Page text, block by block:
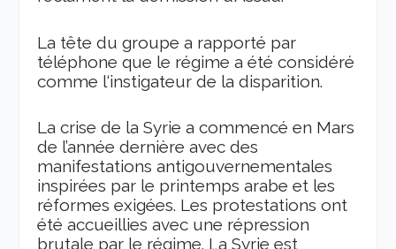
La tête du groupe a rapporté par
téléphone que le régime a été considéré
comme l‘instigateur de la disparition.
La crise de la Syrie a commencé en Mars
de l’année dernière avecdes
manifestations antigouvernementales
inspirées par le printemps arabe et les
réformes exigées. Les protestations ont
été accueillies avec une répression
brutale par le régime. La Syrie est